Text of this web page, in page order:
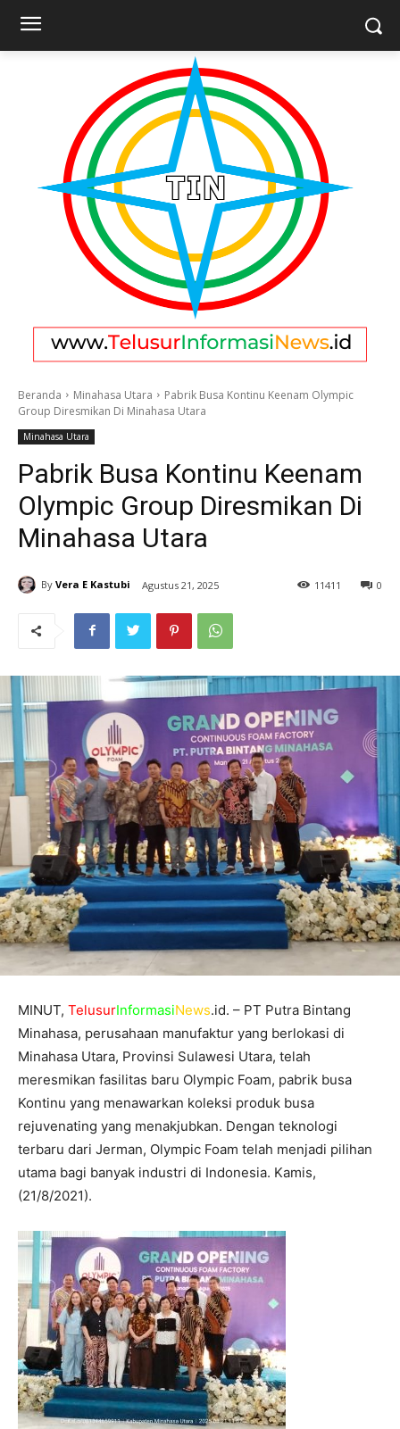
Beranda Minahasa Utara
Pabrik Busa Kontinu Keenam Olympic
Group Diresmikan Di Minahasa Utara
Minahasa Utara
Pabrik Busa Kontinu Keenam
Olympic Group Diresmikan Di
Minahasa Utara
By Vera E Kastubi Agustus 21, 2025 0
11411
MINUT, TelusurInformasiNews.id. – PT Putra Bintang
Minahasa, perusahaan manufaktur yang berlokasi di
Minahasa Utara, Provinsi Sulawesi Utara, telah
meresmikan fasilitas baru Olympic Foam, pabrik busa
Kontinu yang menawarkan koleksi produk busa
rejuvenating yang menakjubkan. Dengan teknologi
terbaru dari Jerman, Olympic Foam telah menjadi pilihan
utama bagi banyak industri di Indonesia. Kamis,
(21/8/2021).